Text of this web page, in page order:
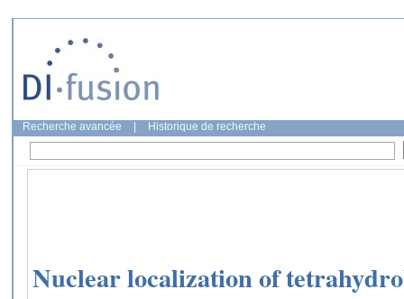
Recherche avancée Historique de recherche
Nuclear localization of